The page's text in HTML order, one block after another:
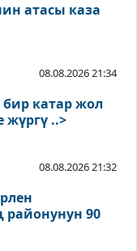
атасы каза
08.08.2026 21:34
бир катар жол
жүргү ..>
08.08.2026 21:32
90